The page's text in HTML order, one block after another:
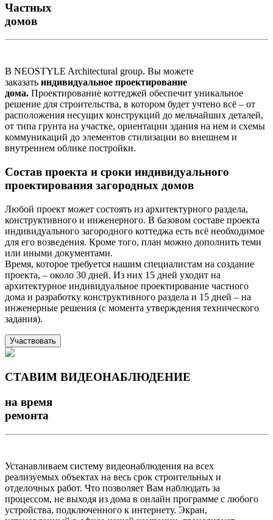
Частных
домов
В NEOSTYLE Architectural group. Вы можете
заказать индивидуальное проектирование
дома. Проектирование коттеджей обеспечит уникальное
решение для строительства, в котором будет учтено всё – от
расположения несущих конструкций до мельчайших деталей,
от типа грунта на участке, ориентации здания на нем и схемы
коммуникаций до элементов стилизации во внешнем и
внутреннем облике постройки.
Состав проекта и сроки индивидуального
проектирования загородных домов
Любой проект может состоять из архитектурного раздела,
конструктивного и инженерного. В базовом составе проекта
индивидуального загородного коттеджа есть всё необходимое
для его возведения. Кроме того, план можно дополнить теми
или иными документами.
Время, которое требуется нашим специалистам на создание
проекта, – около 30 дней. Из них 15 дней уходит на
архитектурное индивидуальное проектирование частного
дома и разработку конструктивного раздела и 15 дней – на
инженерные решения (с момента утверждения технического
задания).
Участвовать
СТАВИМ ВИДЕОНАБЛЮДЕНИЕ
на время
ремонта
Устанавливаем систему видеонаблюдения на всех
реализуемых объектах на весь срок строительных и
отделочных работ. Что позволяет Вам наблюдать за
процессом, не выходя из дома в онлайн программе с любого
устройства, подключенного к интернету. Экран,